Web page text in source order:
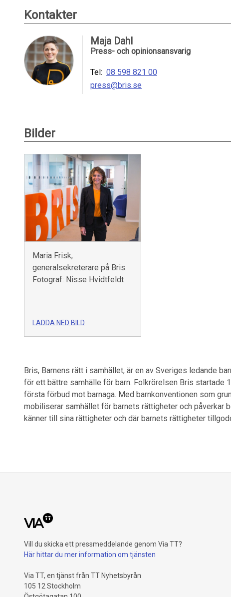
Kontakter
Maja Dahl
Press- och opinionsansvarig
Tel: 08 598 821 00
press@bris.se
Bilder
Maria Frisk,
generalsekreterare på Bris.
Fotograf: Nisse Hvidtfeldt
LADDA NED BILD
Bris, Barnens rätt i samhället, är en av Sveriges ledande
för ett bättre samhälle för barn. Folkrörelsen Bris startade
första förbud mot barnaga. Med barnkonventionen som
mobiliserar samhället för barnets rättigheter och påverkar
känner till sina rättigheter och där barnets rättigheter
Vill du skicka ett pressmeddelande genom Via TT?
Här hittar du mer information om tjänsten
Via TT, en tjänst från TT Nyhetsbyrån
105 12 Stockholm